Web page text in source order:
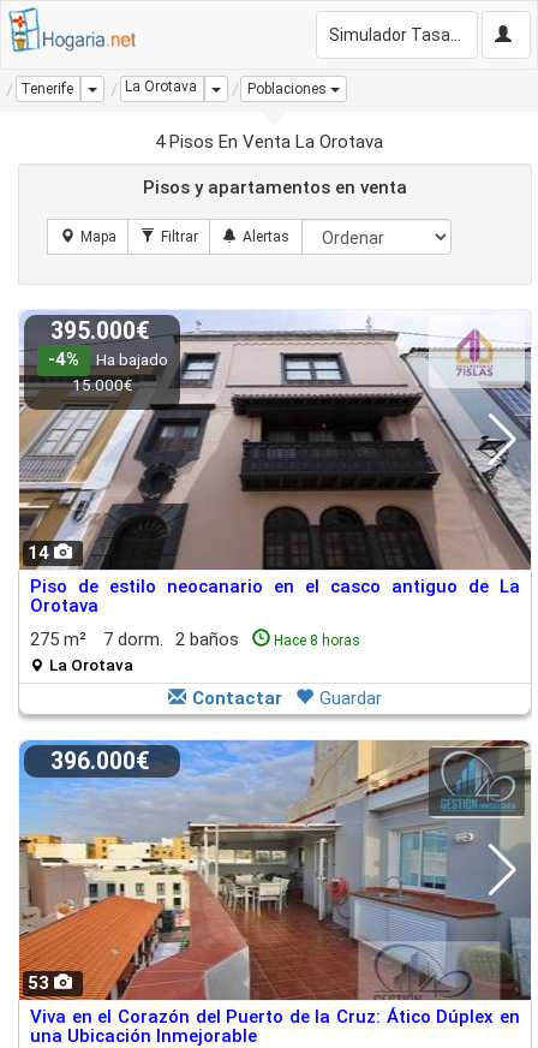
Tenerife DropdownLa Orotava Dropdown
Poblaciones
4 Pisos En Venta La Orotava
Pisos y apartamentos en venta
14
395.000€
-4%
Ha bajado
15.000€
Piso de estilo neocanario en el casco antiguo de La
Orotava
275 m²
7 dorm. 2 baños Hace 8 horas
La Orotava
Contactar Guardar
53
396.000€
Viva en el Corazón del Puerto de la Cruz: Ático Dúplex en
una Ubicación Inmejorable